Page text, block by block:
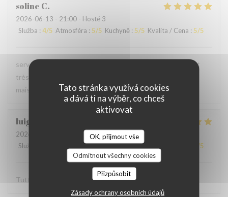
Tato stránka využívá cookies
a dává ti na výběr, co chceš
aktivovat
OK, přijmout vše
Odmítnout všechny cookies
Přizpůsobit
Zásady ochrany osobních údajů
soline C
2026-06-13 - 21:00 - Hosté 3
Služba : 4/5 Atmosféra : 5/5 Kuchyně : 5/5 Kvalita / Cena : 5/5
serveur très agréable, les plats sont bien servis et surtout
très bons. Mention spéciale pour la mousse au chocolat
maison !
luigi
2026-06-07
- 14:30 - Hosté 2
Služba
Atmosféra:5/5 Kuchyně:5/5 /5
Tutto molto buono. Carbonade buonissima